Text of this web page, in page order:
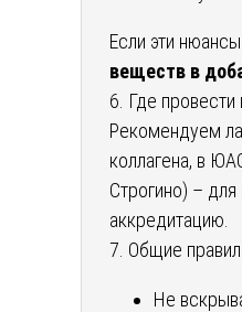
Если эти
веществ в
6. Где
Рекомендуем
коллагена, в
Строгино) –
аккредитацию.
7. Общие
Не